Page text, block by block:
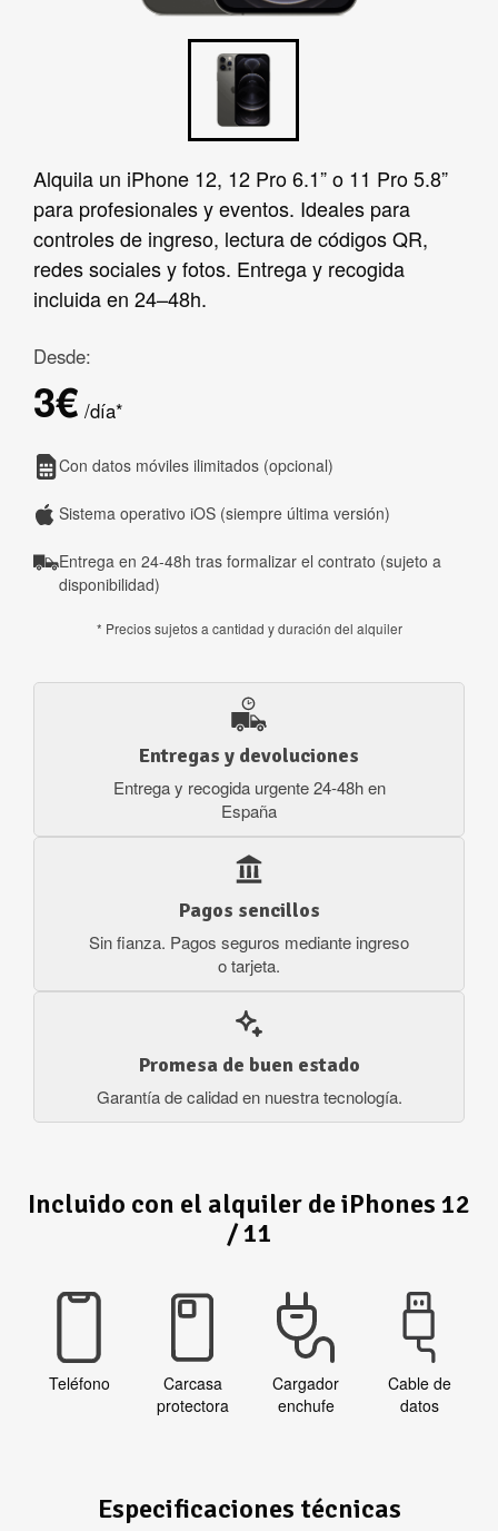
Alquila un iPhone 12, 12 Pro 6.1” o 11 Pro 5.8”
para profesionales y eventos. Ideales para
controles de ingreso, lectura de códigos QR,
redes sociales y fotos. Entrega y recogida
incluida en 24–48h.
Desde:
3€ /día*
Con datos móviles ilimitados (opcional)
Sistema operativo iOS (siempre última versión)
Entrega en 24-48h tras formalizar el contrato (sujeto a
disponibilidad)
* Precios sujetos a cantidad y duración del alquiler
Entregas y devoluciones
Entrega y recogida urgente 24-48h en
España
Pagos sencillos
Sin fianza. Pagos seguros mediante ingreso
o tarjeta.
Promesa de buen estado
Garantía de calidad en nuestra tecnología.
Incluido con el alquiler de iPhones 12
/ 11
Teléfono
Carcasa
protectora
Cargador
enchufe
Cable de
datos
Especificaciones técnicas